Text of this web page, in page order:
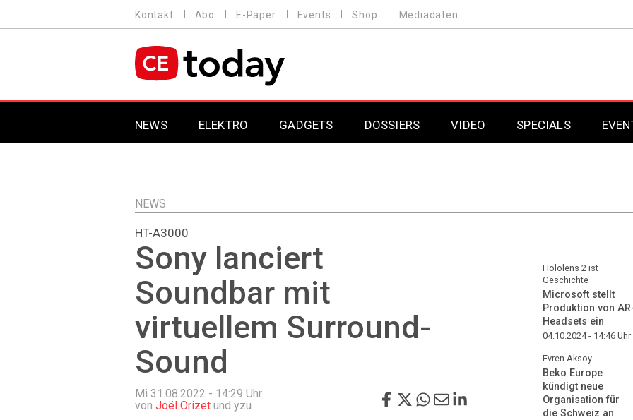
zum
MENU
Kontakt Abo E-Paper Events Shop Mediadaten
MAIN NAVIGATION
NEWS ELEKTRO GADGETS DOSSIERS VIDEO SPECIALS
Professional AV &
Professional AV &
NEWS
HT-A3000
Sony lanciert
Soundbar mit
virtuellem Surround-
Sound
Mi 31.08.2022 - 14:29 Uhr
von Joël Orizet und yzu
Hololens 2 ist
Geschichte
Microsoft stellt
Produktion von
Headsets ein
04.10.2024 - 14:46 Uhr
Evren Aksoy
Beko Europe
kündigt neue
Organisation für
die Schweiz an